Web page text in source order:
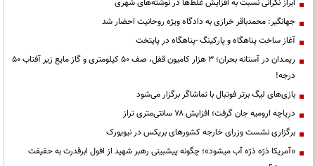
ابراز نگرانی نسبت به افزایش غلط‌ها در نوشته‌های شهری
جهانگیر: محمدباقر خرازی به دادگاه ویژه روحانیت احضار شد
آغاز ساخت پناهگاه و پارکینگ -پناهگاه در پایتخت
ریمـدان در آستانه بحران؛ ۳ هزار کامیون قفل، صف ۵۰ کیلومتری و گاز مایع زیر آفتاب ۵۰
درجه!
بازی‌های لیگ برتر فوتبال با تماشاگر برگزار می‌شود
دریاچه ارومیه جان گرفت؛ افزایش ۷۸ سانتی‌متری تراز
برگزاری نشست وزرای خارجه کشورهای بریکس در نیویورک
«آمریکا ذرّه ذرّه آب میشود»؛ چگونه پیشبینی رهبر شهید از افول ابرقدرت به حقیقت